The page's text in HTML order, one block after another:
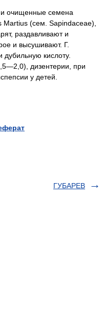
очищенные семена
Martius (сем. Sapindaceae),
раздавливают и
и высушивают. Г.
кислоту.
дизентерии, при
у детей.
ГУБАРЕВ